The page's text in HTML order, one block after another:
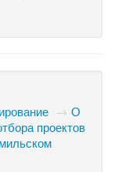
→ ​О
проектов